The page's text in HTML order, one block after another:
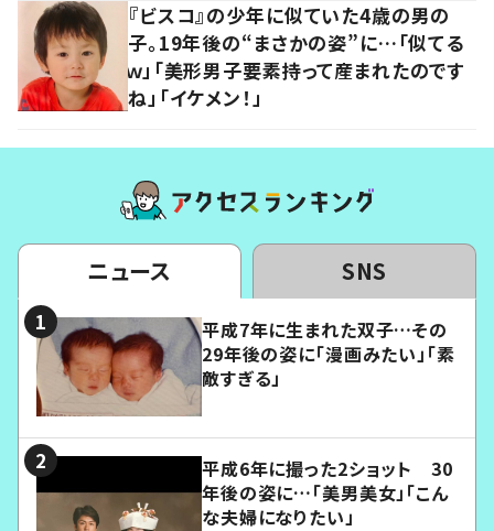
『ビスコ』の少年に似ていた4歳の男の
子。19年後の“まさかの姿”に…「似てる
ｗ」「美形男子要素持って産まれたのです
ね」「イケメン！」
ニュース SNS
平成7年に生まれた双子…その
29年後の姿に「漫画みたい」「素
敵すぎる」
平成6年に撮った2ショット 30
年後の姿に…「美男美女」「こん
な夫婦になりたい」